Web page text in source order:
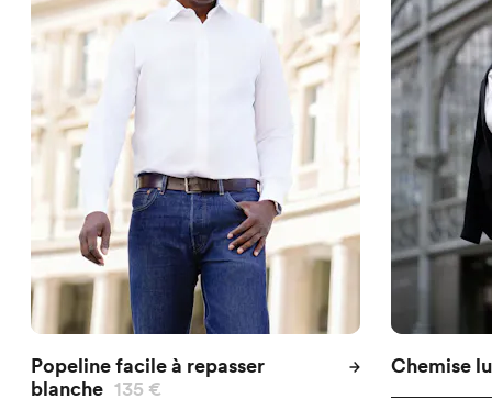
Popeline facile à repasser
blanche 135 €
Chemise